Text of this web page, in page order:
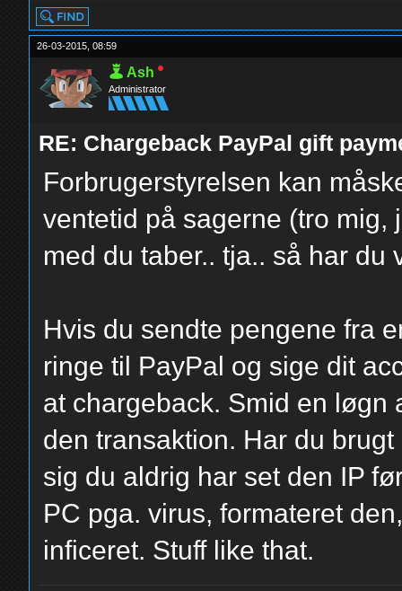
26-03-2015, 08:59
Ash
Administrator
RE: Chargeback PayPal gift
Forbrugerstyrelsen kan
ventetid på sagerne (tro
med du taber.. tja.. så har du
Hvis du sendte pengene fra
ringe til PayPal og sige dit
at chargeback. Smid en løgn
den transaktion. Har du
sig du aldrig har set den IP
PC pga. virus, formateret
inficeret. Stuff like that.